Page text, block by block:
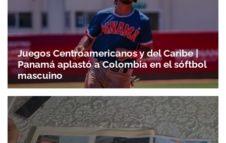
Juegos Centroamericanos y del Caribe |
Panamá aplastó a Colombia en el sóftbol
mascuino